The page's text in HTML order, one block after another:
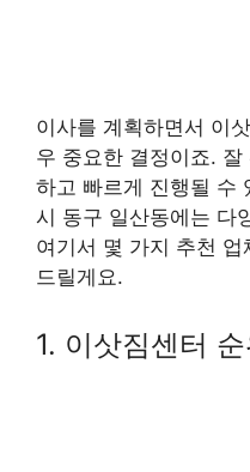
이사를 계획하면서 이
우 중요한 결정이죠.
하고 빠르게 진행될 수
시 동구 일산동에는 다
여기서 몇 가지 추천
드릴게요.
1. 이삿짐센터 순